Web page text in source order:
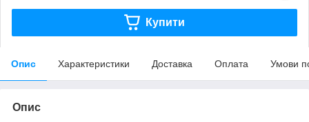
Купити
Опис Характеристики Доставка Оплата Умови
Опис